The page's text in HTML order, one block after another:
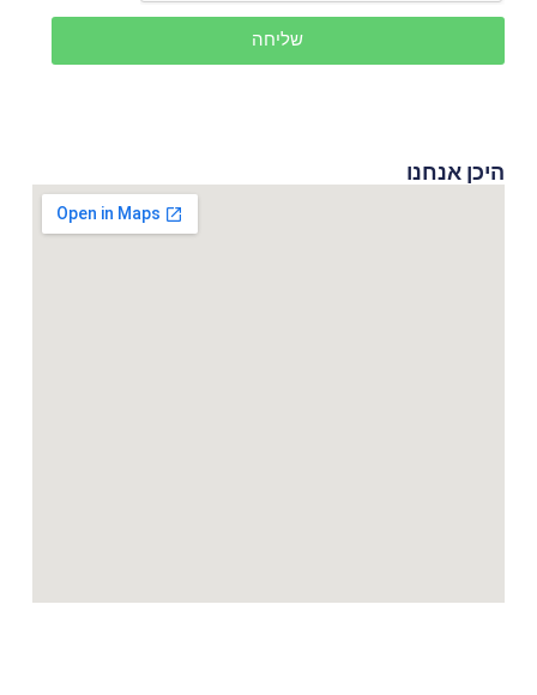
שליחה
היכן אנחנו